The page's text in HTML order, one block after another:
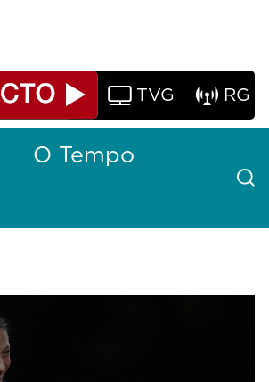
TVG RG
O Tempo